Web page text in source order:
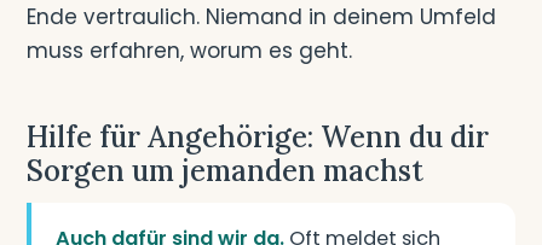
Ende vertraulich. Niemand in deinem Umfeld
muss erfahren, worum es geht.
Hilfe für Angehörige: Wenn du dir
Sorgen um jemanden machst
Auch dafür sind wir da. Oft meldet sich